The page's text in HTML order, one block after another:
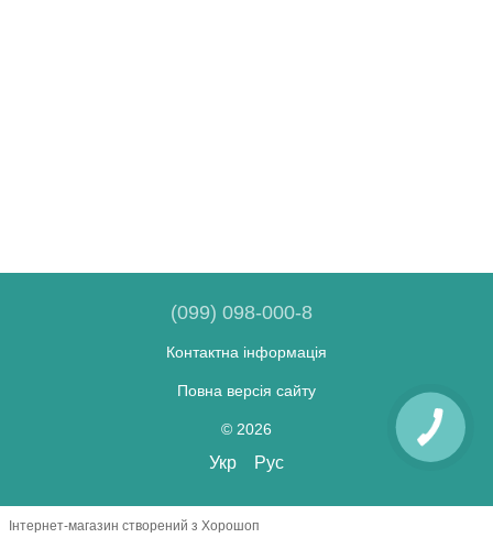
(099) 098-000-8
Контактна інформація
Повна версія сайту
© 2026
Укр Рус
Інтернет-магазин створений з Хорошоп